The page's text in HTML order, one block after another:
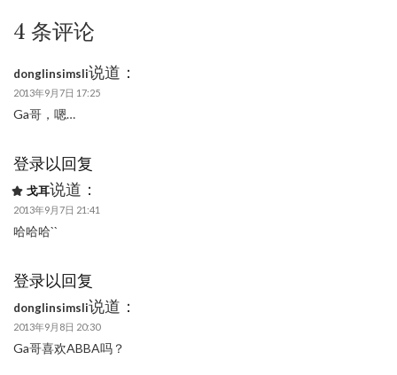
4 条评论
donglinsimsli说道：
2013年9月7日 17:25
Ga哥，嗯…
登录以回复
戈耳说道：
2013年9月7日 21:41
哈哈哈``
登录以回复
donglinsimsli说道：
2013年9月8日 20:30
Ga哥喜欢ABBA吗？